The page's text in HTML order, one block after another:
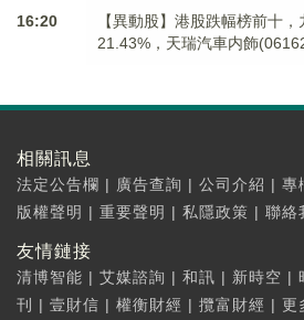
16:20
【異動股】港股跌幅榜前十
21.43%，天瑞汽車内飾
相關訊息
法定公告欄 | 廣告查詢 | 公司介紹 | 專
版權聲明 | 重要聲明 | 私隱政策 | 聯絡
友情鏈接
清博智能 | 艾媒諮詢 | 和訊 | 新時空 |
刊
| 壹財信 | 權衡財經 | 攬富財經 | 更